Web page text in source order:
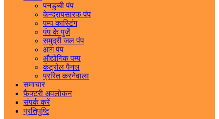
पनडुब्बी पंप
केन्द्रापसारक पंप
पम्प कास्टिंग
पंप के पुर्जे
समुद्री जल पंप
आग पंप
औद्योगिक पम्प
कंट्रोल पैनल
प्ररित करनेवाला
समाचार
फैक्टरी अवलोकन
संपर्क करें
प्रतिपुष्टि